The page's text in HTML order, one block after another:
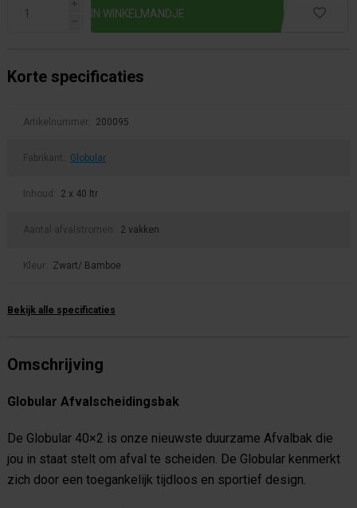
i
h
Korte specificaties
Artikelnummer: 200095
Fabrikant: Globular
Inhoud: 2 x 40 ltr
Aantal afvalstromen: 2 vakken
Kleur: Zwart/ Bamboe
Bekijk alle specificaties
Omschrijving
Globular Afvalscheidingsbak
De Globular 40×2 is onze nieuwste duurzame Afvalbak die
jou in staat stelt om afval te scheiden. De Globular kenmerkt
zich door een toegankelijk tijdloos en sportief design.